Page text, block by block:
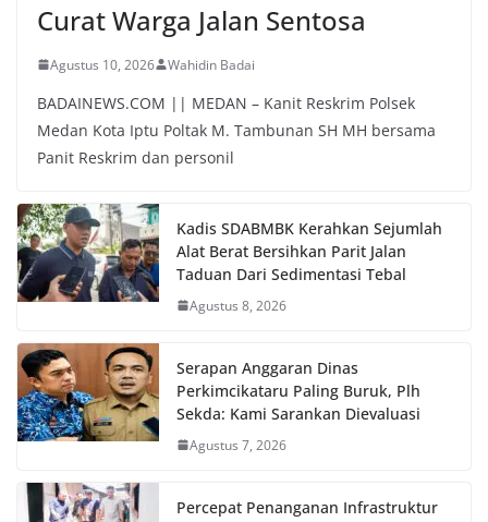
Curat Warga Jalan Sentosa
Agustus 10, 2026 Wahidin Badai
BADAINEWS.COM || MEDAN – Kanit Reskrim Polsek
Medan Kota Iptu Poltak M. Tambunan SH MH bersama
Panit Reskrim dan personil
Kadis SDABMBK Kerahkan Sejumlah
Alat Berat Bersihkan Parit Jalan
Taduan Dari Sedimentasi Tebal
Agustus 8, 2026
Serapan Anggaran Dinas
Perkimcikataru Paling Buruk, Plh
Sekda: Kami Sarankan Dievaluasi
Agustus 7, 2026
Percepat Penanganan Infrastruktur